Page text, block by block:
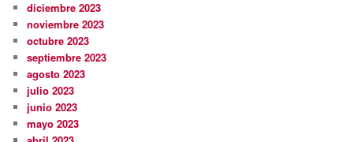
diciembre 2023
noviembre 2023
octubre 2023
septiembre 2023
agosto 2023
julio 2023
junio 2023
mayo 2023